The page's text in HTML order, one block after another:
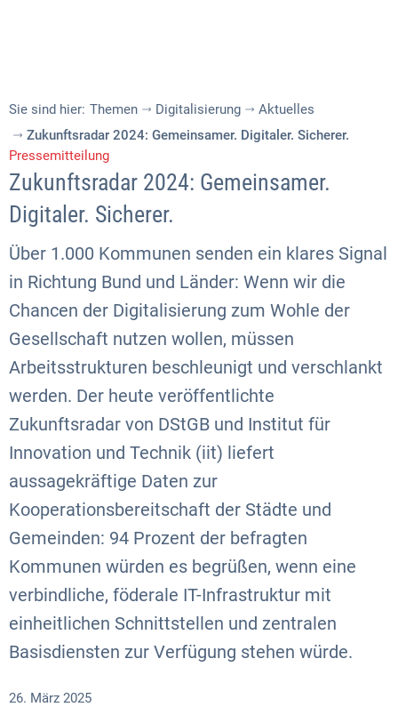
Sie sind hier: Themen Digitalisierung
Aktuelles
Zukunftsradar 2024: Gemeinsamer. Digitaler. Sicherer.
Pressemitteilung
Zukunftsradar 2024: Gemeinsamer.
Digitaler. Sicherer.
Über 1.000 Kommunen senden ein klares Signal
in Richtung Bund und Länder: Wenn wir die
Chancen der Digitalisierung zum Wohle der
Gesellschaft nutzen wollen, müssen
Arbeitsstrukturen beschleunigt und verschlankt
werden. Der heute veröffentlichte
Zukunftsradar von DStGB und Institut für
Innovation und Technik (iit) liefert
aussagekräftige Daten zur
Kooperationsbereitschaft der Städte und
Gemeinden: 94 Prozent der befragten
Kommunen würden es begrüßen, wenn eine
verbindliche, föderale IT-Infrastruktur mit
einheitlichen Schnittstellen und zentralen
Basisdiensten zur Verfügung stehen würde.
26. März 2025